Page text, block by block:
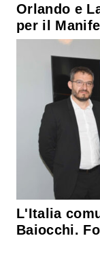
Orlando e
per il
L'Italia
Baiocchi.